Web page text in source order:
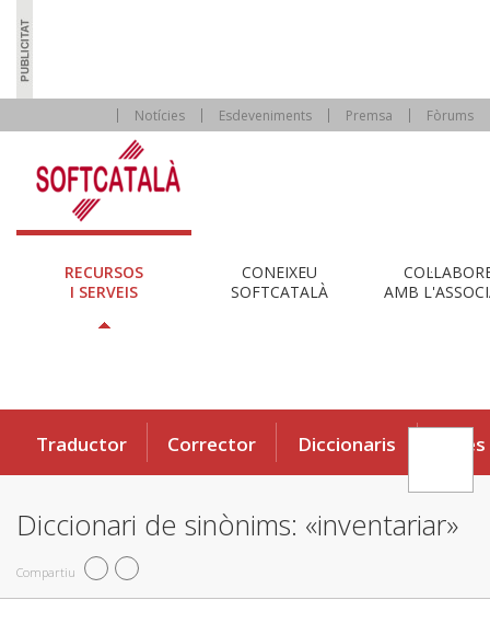
Notícies Esdeveniments Premsa Fòrums
RECURSOS
I SERVEIS
CONEIXEU
SOFTCATALÀ
AMB
Traductor Corrector Diccionaris Eines
Diccionari de sinònims: «inventariar»
Compartiu